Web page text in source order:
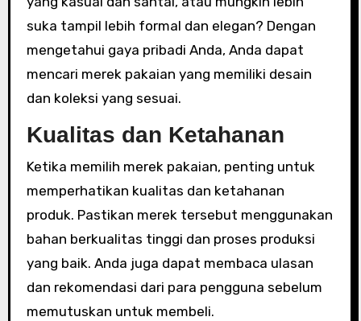
suka tampil lebih formal dan elegan? Dengan
mengetahui gaya pribadi Anda, Anda dapat
mencari merek pakaian yang memiliki desain
dan koleksi yang sesuai.
Kualitas dan Ketahanan
Ketika memilih merek pakaian, penting untuk
memperhatikan kualitas dan ketahanan
produk. Pastikan merek tersebut menggunakan
bahan berkualitas tinggi dan proses produksi
yang baik. Anda juga dapat membaca ulasan
dan rekomendasi dari para pengguna sebelum
memutuskan untuk membeli.